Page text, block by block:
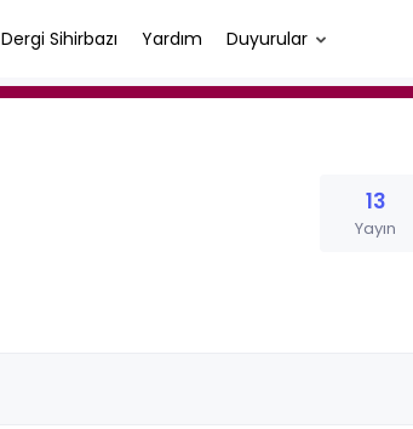
Dergi Sihirbazı Yardım Duyurular
13
Yayın